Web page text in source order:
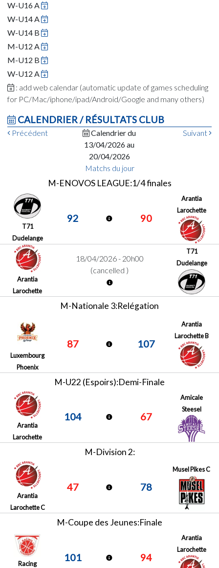
W-U16 A
W-U14 A
W-U14 B
M-U12 A
M-U12 B
W-U12 A
: add web calendar (automatic update of games scheduling
for PC/Mac/iphone/ipad/Android/Google and many others)
CALENDRIER / RÉSULTATS CLUB
Précédent
Calendrier du
13/04/2026 au
20/04/2026
Suivant
Matchs du jour
M-ENOVOS LEAGUE:1/4 finales
T71
Dudelange
92 90
Arantia
Larochette
Arantia
Larochette
18/04/2026 - 20h00
(cancelled )
T71
Dudelange
M-Nationale 3:Relégation
Luxembourg
Phoenix
87 107
Arantia
Larochette B
M-U22 (Espoirs):Demi-Finale
Arantia
Larochette
104 67
Amicale
Steesel
M-Division 2:
Arantia
Larochette C
47 78
Musel Pikes C
M-Coupe des Jeunes:Finale
Racing
101 94
Arantia
Larochette